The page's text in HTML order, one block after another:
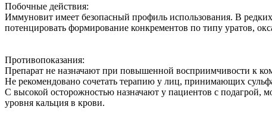
Побочные действия:
Иммуновит имеет безопасный профиль использования. В
потенцировать формирование конкрементов по типу уратов,
Противопоказания:
Препарат не назначают при повышенной восприимчивости к
Не рекомендовано сочетать терапию у лиц, принимающих
С высокой осторожностью назначают у пациентов с
уровня кальция в крови.